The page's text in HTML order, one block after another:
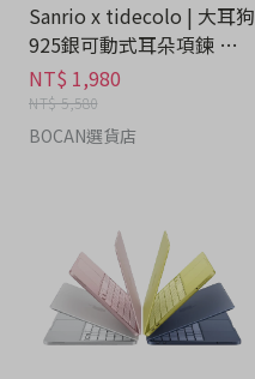
Sanrio x tidecolo | 大耳狗
925銀可動式耳朵項鍊 禮
盒 - 流行潮牌分期
NT$ 1,980
NT$ 5,580
BOCAN選貨店